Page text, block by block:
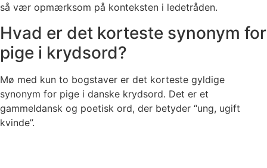
så vær opmærksom på konteksten i ledetråden.
Hvad er det korteste synonym for
pige i krydsord?
Mø med kun to bogstaver er det korteste gyldige
synonym for pige i danske krydsord. Det er et
gammeldansk og poetisk ord, der betyder “ung, ugift
kvinde”.